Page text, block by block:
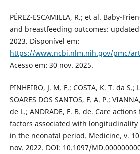
PÉREZ-ESCAMILLA, R.; et al. Baby-
and breastfeeding outcomes: updated
2023. Disponível em:
https://www.ncbi.nlm.nih.gov/pmc/
Acesso em: 30 nov. 2025.
PINHEIRO, J. M. F.; COSTA, K. T. da S.;
SOARES DOS SANTOS, F. A. P.;
de L.; ANDRADE, F. B. de. Care
factors associated with
in the neonatal period. Medicine, v.
nov. 2022. DOI: 10.1097/